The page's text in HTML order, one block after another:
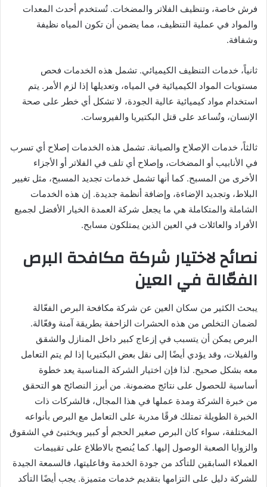
فرش خاصة، وتنظيف الفلاتر والمضخات. تُستخدم أحدث المعدات
والمواد في عملية التنظيف، مما يضمن أن تكون المياه نظيفة
وشفافة.
ثانياً، خدمات التنظيف الكيميائي. تشمل هذه الخدمات فحص
مستويات المواد الكيميائية في المياه، وتعديلها إذا لزم الأمر. يتم
استخدام مواد كيميائية عالية الجودة، لا تشكل أي خطر على صحة
الإنسان، وتُساعد على قتل البكتيريا والفيروسات.
ثالثاً، خدمات الإصلاح والصيانة. تشمل هذه الخدمات إصلاح أي تسرب
في الأنابيب أو المضخات، وإصلاح أي تلف في الفلاتر أو الأجزاء
الأخرى من المسبح. كما أنها تشمل خدمات تجديد المسبح، مثل تغيير
البلاط، وتجديد الإضاءة، وإضافة أنظمة جديدة. إن هذه الخدمات
الشاملة والمتكاملة هي ما يجعل شركة العمدة الخيار الأفضل لجميع
الأفراد والعائلات في العين الذين يمتلكون مسابح.
نصائح لاختيار شركة مكافحة البرص
الفعّالة في العين
يبحث الكثير من سكان العين عن شركة مكافحة البرص الفعّالة
لضمان التخلص من هذه الحشرات الزاحفة بطريقة آمنة وفعّالة.
البرص يمكن أن يتسبب في إزعاج كبير داخل المنازل والشقق
والفيلات، وقد يؤدي أيضًا إلى نقل بعض البكتيريا إذا لم يتم التعامل
معه بشكل صحيح. لذا فإن اختيار الشركة المناسبة يعد خطوة
أساسية للحصول على نتائج مضمونة. من أبرز النصائح هو التحقق
من خبرة الشركة ومدة عملها في هذا المجال، فالشركات ذات
الخبرة الطويلة تمتلك فرقًا مدربة على التعامل مع البرص بأنواعه
المختلفة، سواء كان البرص صغير الحجم أو كبير ويختبئ في الشقوق
والزوايا الصعبة الوصول إليها. كما يُنصح بالاطلاع على تقييمات
العملاء السابقين للتأكد من جودة الخدمة وفاعليتها، فالسمعة الجيدة
للشركة دليل على التزامها بتقديم خدمات متميزة. يجب أيضًا التأكد